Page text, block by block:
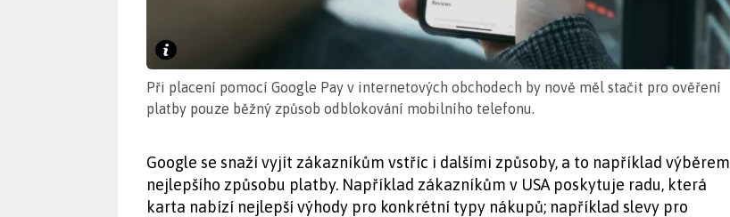
Při placení pomocí Google Pay v internetových obchodech by nově měl stačit pro ověření
platby pouze běžný způsob odblokování mobilního telefonu.
Google se snaží vyjít zákazníkům vstříc i dalšími způsoby, a to například výběrem
nejlepšího způsobu platby. Například zákazníkům v USA poskytuje radu, která
karta nabízí nejlepší výhody pro konkrétní typy nákupů; například slevy pro